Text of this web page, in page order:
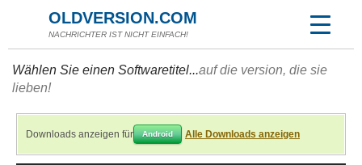
OLDVERSION.COM
NACHRICHTER IST NICHT EINFACH!
Wählen Sie einen Softwaretitel...auf die version, die sie
lieben!
Downloads anzeigen für Android Alle Downloads anzeigen